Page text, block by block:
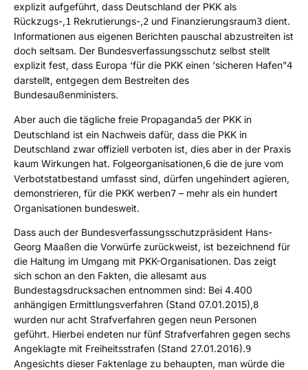
explizit aufgeführt, dass Deutschland der PKK als
Rückzugs-,1 Rekrutierungs-,2 und Finanzierungsraum3 dient.
Informationen aus eigenen Berichten pauschal abzustreiten ist
doch seltsam. Der Bundesverfassungsschutz selbst stellt
explizit fest, dass Europa ‘für die PKK einen ‘sicheren Hafen”4
darstellt, entgegen dem Bestreiten des
Bundesaußenministers.
Aber auch die tägliche freie Propaganda5 der PKK in
Deutschland ist ein Nachweis dafür, dass die PKK in
Deutschland zwar offiziell verboten ist, dies aber in der Praxis
kaum Wirkungen hat. Folgeorganisationen,6 die de jure vom
Verbotstatbestand umfasst sind, dürfen ungehindert agieren,
demonstrieren, für die PKK werben7 – mehr als ein hundert
Organisationen bundesweit.
Dass auch der Bundesverfassungsschutzpräsident Hans-
Georg Maaßen die Vorwürfe zurückweist, ist bezeichnend für
die Haltung im Umgang mit PKK-Organisationen. Das zeigt
sich schon an den Fakten, die allesamt aus
Bundestagsdrucksachen entnommen sind: Bei 4.400
anhängigen Ermittlungsverfahren (Stand 07.01.2015),8
wurden nur acht Strafverfahren gegen neun Personen
geführt. Hierbei endeten nur fünf Strafverfahren gegen sechs
Angeklagte mit Freiheitsstrafen (Stand 27.01.2016).9
Angesichts dieser Faktenlage zu behaupten, man würde die